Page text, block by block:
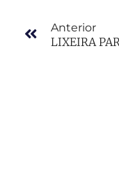
Anterior